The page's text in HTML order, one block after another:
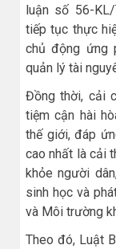
luận số 56-
tiếp tục thực
chủ động ứng
quản lý tài
Đồng thời, cải
tiệm cận hài
thế giới, đáp
cao nhất là cải
khỏe người
sinh học và
và Môi trường
Theo đó, Luật